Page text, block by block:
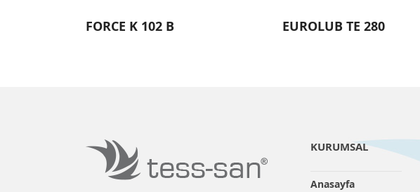
FORCE K 102 B EUROLUB TE 280
KURUMSAL
Anasayfa